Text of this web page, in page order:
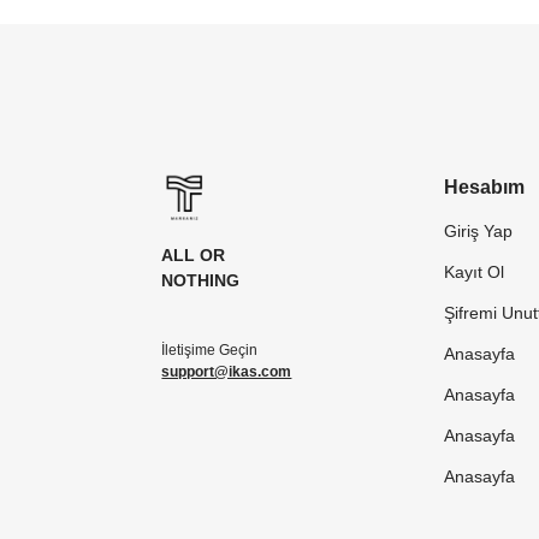
ALL OR
NOTHING
İletişime Geçin
support@ikas.com
Hesabım
Giriş Yap
Kayıt Ol
Şifremi
Anasayfa
Anasayfa
Anasayfa
Anasayfa